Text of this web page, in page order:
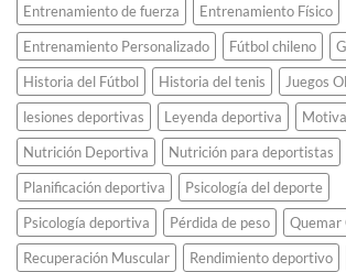
teléfonos
celulares
viejos.
Entrenamiento de fuerza
Entrenamiento Físico
Entrenamiento Personalizado
Fútbol chileno
Historia del Fútbol
Historia del tenis
Juegos
lesiones deportivas
Leyenda deportiva
Nutrición Deportiva
Nutrición para deportistas
Planificación deportiva
Psicología del deporte
Psicología deportiva
Pérdida de peso
Quemar
Recuperación Muscular
Rendimiento deportivo